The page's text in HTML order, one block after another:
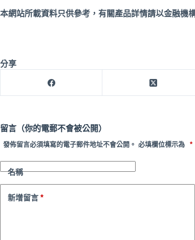
本網站所載資料只供參考，有關產品詳情請以金融機
分享
留言（你的電郵不會被公開）
發佈留言必須填寫的電子郵件地址不會公開。 必填欄位標示為 *
名稱
新增留言 *